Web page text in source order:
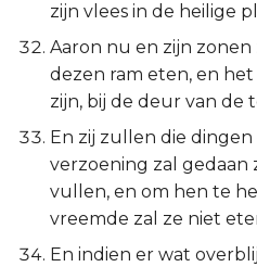
zijn vlees in de heilige
Aaron nu en zijn
dezen ram eten, en
zijn, bij de deur van de
En zij zullen die
verzoening zal gedaan
vullen, en om hen te
vreemde zal ze niet
En indien er wat